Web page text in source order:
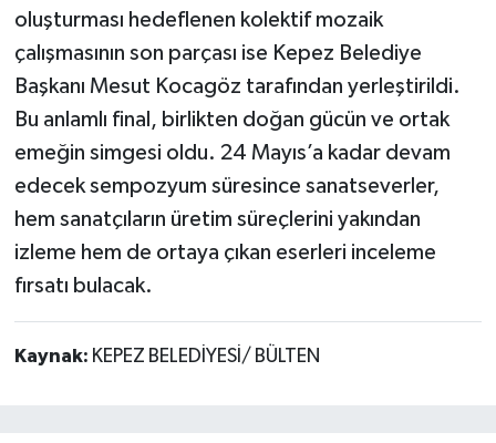
oluşturması hedeflenen kolektif mozaik
çalışmasının son parçası ise Kepez Belediye
Başkanı Mesut Kocagöz tarafından yerleştirildi.
Bu anlamlı final, birlikten doğan gücün ve ortak
emeğin simgesi oldu. 24 Mayıs’a kadar devam
edecek sempozyum süresince sanatseverler,
hem sanatçıların üretim süreçlerini yakından
izleme hem de ortaya çıkan eserleri inceleme
fırsatı bulacak.
Kaynak: KEPEZ BELEDİYESİ/ BÜLTEN